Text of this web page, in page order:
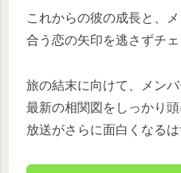
これからの彼の成長と、
合う恋の矢印を逃さずチェ
旅の結末に向けて、メン
最新の相関図をしっかり
放送がさらに面白くなるは